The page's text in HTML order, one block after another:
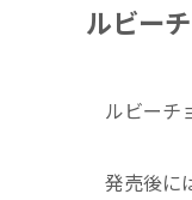
ルビー
ルビーチ
発売後に